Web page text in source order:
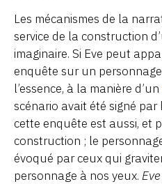
Les mécanismes de la
service de la construction
imaginaire. Si Eve peut
enquête sur un
l’essence, à la manière d’un
scénario avait été signé
cette enquête est aussi, et
construction ; le
évoqué par ceux qui
personnage à nos yeux. Eve